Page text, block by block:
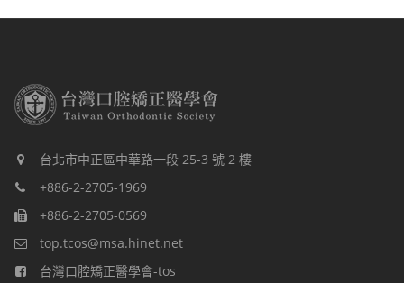
台北市中正區中華路一段 25-3 號 2 樓
+886-2-2705-1969
+886-2-2705-0569
top.tcos@msa.hinet.net
台灣口腔矯正醫學會-tos